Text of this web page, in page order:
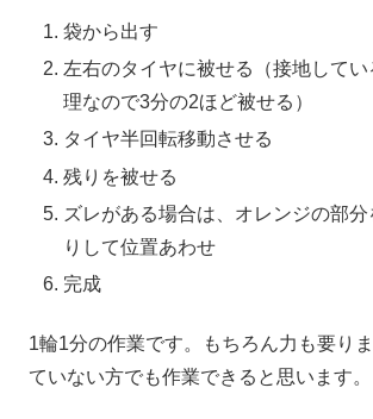
袋から出す
左右のタイヤに被せる（接地して
理なので3分の2ほど被せる）
タイヤ半回転移動させる
残りを被せる
ズレがある場合は、オレンジの部分
りして位置あわせ
完成
1輪1分の作業です。もちろん力も要り
ていない方でも作業できると思います。